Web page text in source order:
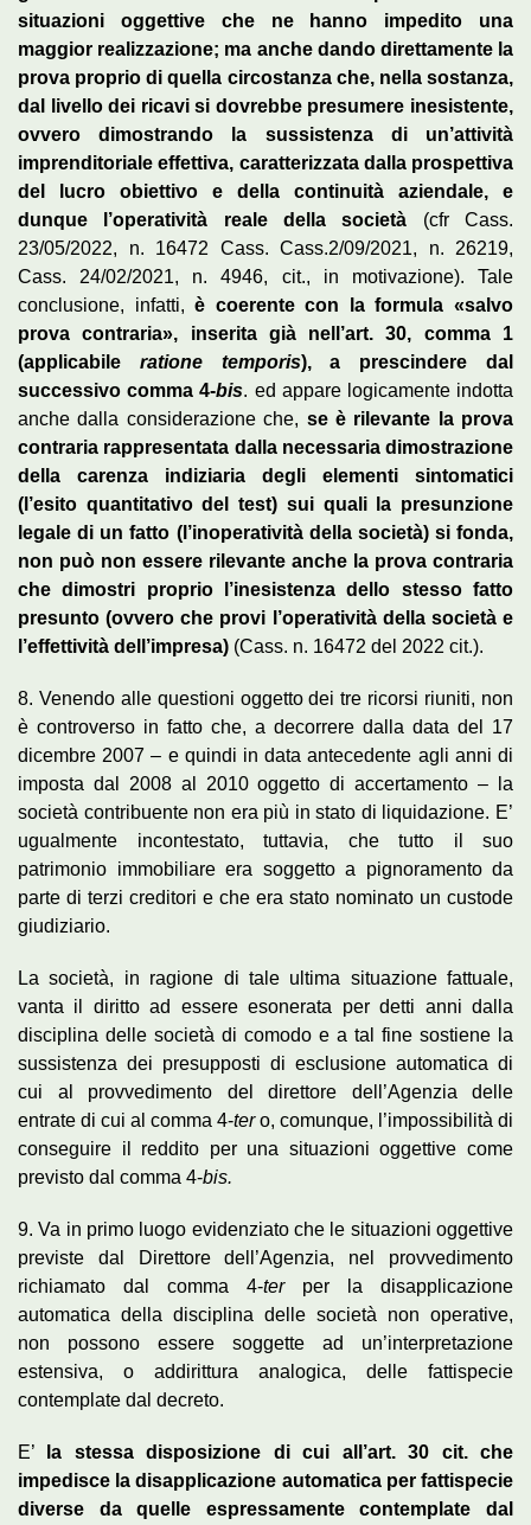
situazioni oggettive che ne hanno impedito una
maggior realizzazione; ma anche dando direttamente la
prova proprio di quella circostanza che, nella sostanza,
dal livello dei ricavi si dovrebbe presumere inesistente,
ovvero dimostrando la sussistenza di un’attività
imprenditoriale effettiva, caratterizzata dalla prospettiva
del lucro obiettivo e della continuità aziendale, e
dunque l’operatività reale della società (cfr Cass.
23/05/2022, n. 16472 Cass. Cass.2/09/2021, n. 26219,
Cass. 24/02/2021, n. 4946, cit., in motivazione). Tale
conclusione, infatti,è coerente con la formula «salvo
prova contraria», inserita già nell’art. 30, comma 1
(applicabile ratione temporis), a prescindere dal
successivo comma 4-bis. ed appare logicamente indotta
anche dalla considerazione che, se è rilevante la prova
contraria rappresentata dalla necessaria dimostrazione
della carenza indiziaria degli elementi sintomatici
(l’esito quantitativo del test) sui quali la presunzione
legale di un fatto (l’inoperatività della società) si fonda,
non può non essere rilevante anche la prova contraria
che dimostri proprio l’inesistenza dello stesso fatto
presunto (ovvero che provi l’operatività della società e
l’effettività dell’impresa) (Cass. n. 16472 del 2022 cit.).
8. Venendo alle questioni oggetto dei tre ricorsi riuniti, non
è controverso in fatto che, a decorrere dalla data del 17
dicembre 2007 – e quindi in data antecedente agli anni di
imposta dal 2008 al 2010 oggetto di accertamento – la
società contribuente non era più in stato di liquidazione. E’
ugualmente incontestato, tuttavia, che tutto il suo
patrimonio immobiliare era soggetto a pignoramento da
parte di terzi creditori e che era stato nominato un custode
giudiziario.
La società, in ragione di tale ultima situazione fattuale,
vanta il diritto ad essere esonerata per detti anni dalla
disciplina delle società di comodo e a tal fine sostiene la
sussistenza dei presupposti di esclusione automatica di
cui al provvedimento del direttore dell’Agenzia delle
entrate di cui al comma 4-tero, comunque, l’impossibilità di
conseguire il reddito per una situazioni oggettive come
previsto dal comma 4-bis.
9. Va in primo luogo evidenziato che le situazioni oggettive
previste dal Direttore dell’Agenzia, nel provvedimento
richiamato dal comma 4-ter per la disapplicazione
automatica della disciplina delle società non operative,
non possono essere soggette ad un’interpretazione
estensiva, o addirittura analogica, delle fattispecie
contemplate dal decreto.
E’
la stessa disposizione di cui all’art. 30 cit. che
impedisce la disapplicazione automatica per fattispecie
diverse da quelle espressamente contemplate dal